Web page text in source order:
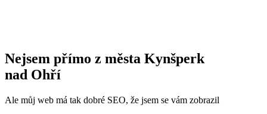
Nejsem přímo z města Kynšperk
nad Ohří
Ale můj web má tak dobré SEO, že jsem se vám zobrazil